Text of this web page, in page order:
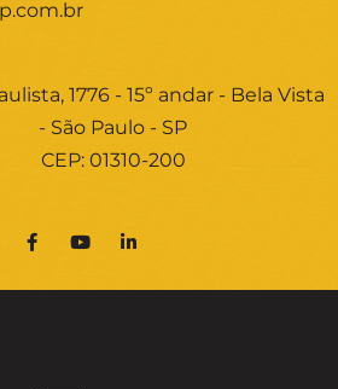
1776 - 15º andar - Bela Vista
- São Paulo - SP
CEP: 01310-200